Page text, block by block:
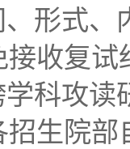
形式
收复试
科攻
生院部